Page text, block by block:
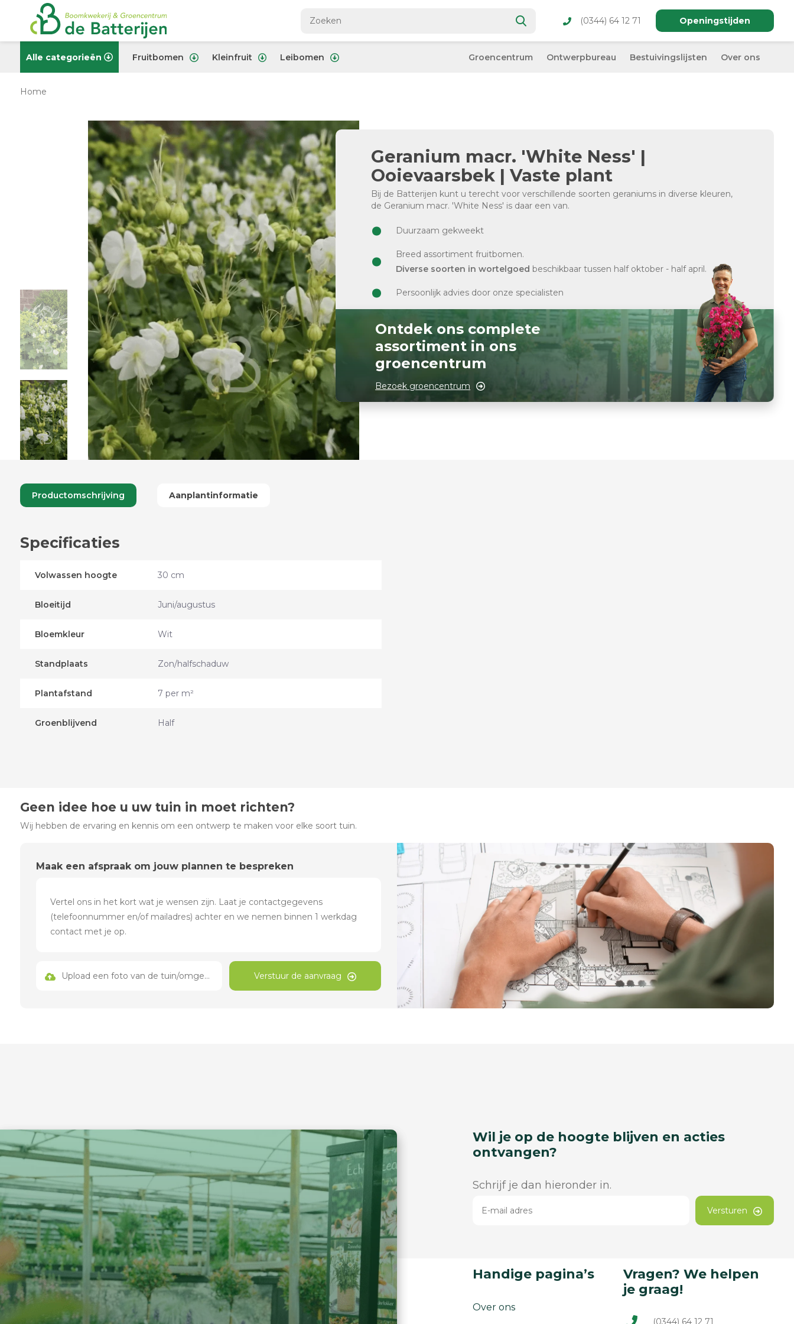
(0344) 64 12 71 Openingstijden
Alle categorieën Fruitbomen Kleinfruit Leibomen Groencentrum Ontwerpbureau Bestuivingslijsten Over ons
Home
Geranium macr. 'White Ness' |
Ooievaarsbek | Vaste plant
Bij de Batterijen kunt u terecht voor verschillende soorten geraniums in diverse kleuren,
de Geranium macr. 'White Ness' is daar een van.
Duurzaam gekweekt
Breed assortiment fruitbomen.
Diverse soorten in wortelgoed beschikbaar tussen half oktober - half april.
Persoonlijk advies door onze specialisten
Ontdek ons complete
assortiment in ons
groencentrum
Bezoek groencentrum
Productomschrijving Aanplantinformatie
Specificaties
Volwassen hoogte 30 cm
Bloeitijd Juni/augustus
Bloemkleur Wit
Standplaats Zon/halfschaduw
Plantafstand 7 per m²
Groenblijvend Half
Geen idee hoe u uw tuin in moet richten?
Wij hebben de ervaring en kennis om een ontwerp te maken voor elke soort tuin.
Maak een afspraak om jouw plannen te bespreken
Upload een foto van de tuin/omgeving Verstuur de aanvraag
Wil je op de hoogte blijven en acties
ontvangen?
Schrijf je dan hieronder in.
Versturen
Handige pagina’s
Over ons
Vragen? We helpen
je graag!
(0344) 64 12 71